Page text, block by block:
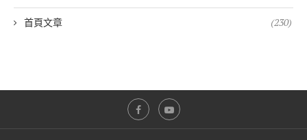
首頁文章 (230)